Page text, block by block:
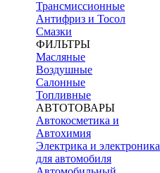
Трансмиссионные
Антифриз и Тосол
Смазки
ФИЛЬТРЫ
Масляные
Воздушные
Салонные
Топливные
АВТОТОВАРЫ
Автокосметика и
Автохимия
Электрика и электроника
для автомобиля